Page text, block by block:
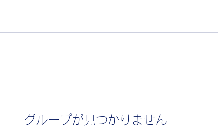
グループが見つかりません